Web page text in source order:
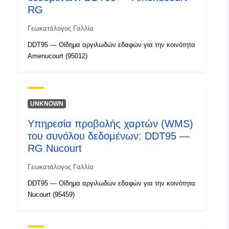
RG
Γεωκατάλογος Γαλλία
DDT95 — Οίδημα αργιλωδών εδαφών για την κοινότητα
Amenucourt (95012)
UNKNOWN
Υπηρεσία προβολής χαρτών (WMS)
του συνόλου δεδομένων: DDT95 —
RG Nucourt
Γεωκατάλογος Γαλλία
DDT95 — Οίδημα αργιλωδών εδαφών για την κοινότητα
Nucourt (95459)